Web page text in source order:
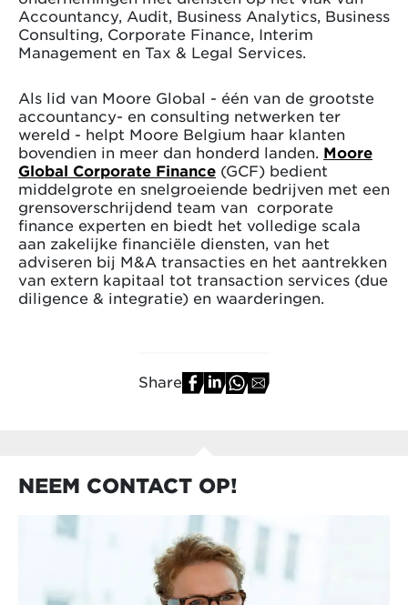
Accountancy, Audit, Business Analytics, Business
Consulting, Corporate Finance, Interim
Management en Tax & Legal Services.
Als lid van Moore Global - één van de grootste
accountancy- en consulting netwerken ter
wereld - helpt Moore Belgium haar klanten
bovendien in meer dan honderd landen. Moore
Global Corporate Finance (GCF) bedient
middelgrote en snelgroeiende bedrijven met een
grensoverschrijdend team van corporate
finance experten en biedt het volledige scala
aan zakelijke financiële diensten, van het
adviseren bij M&A transacties en het aantrekken
van extern kapitaal tot transaction services (due
diligence & integratie) en waarderingen.
Share
NEEM CONTACT OP!